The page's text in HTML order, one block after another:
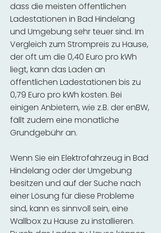
dass die meisten öffentlichen
Ladestationen in Bad Hindelang
und Umgebung sehr teuer sind. Im
Vergleich zum Strompreis zu Hause,
der oft um die 0,40 Euro pro kWh
liegt, kann das Laden an
öffentlichen Ladestationen bis zu
0,79 Euro pro kWh kosten. Bei
einigen Anbietern, wie z.B. der enBW,
fällt zudem eine monatliche
Grundgebühr an.
Wenn Sie ein Elektrofahrzeug in Bad
Hindelang oder der Umgebung
besitzen und auf der Suche nach
einer Lösung für diese Probleme
sind, kann es sinnvoll sein, eine
Wallbox zu Hause zu installieren.